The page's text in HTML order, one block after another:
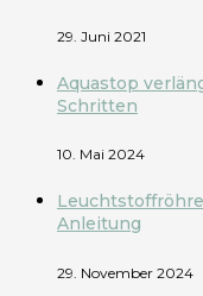
29. Juni 2021
Aquastop
Schritten
10. Mai 2024
Anleitung
29. November 2024